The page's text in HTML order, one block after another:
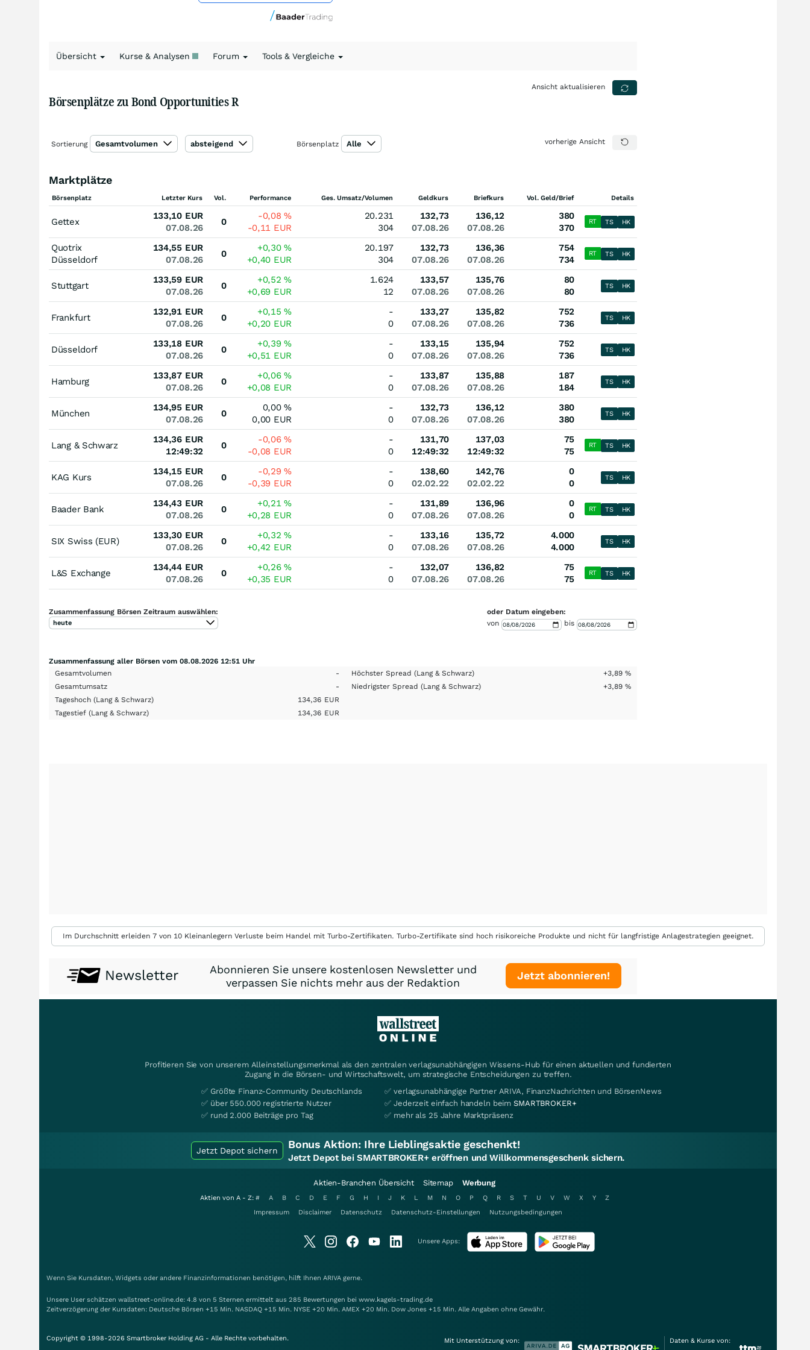
Übersicht Kurse & Analysen Forum Tools & Vergleiche
Börsenplätze zu Bond Opportunities R
Ansicht aktualisieren
Sortierung Gesamtvolumen absteigend Börsenplatz Alle vorherige Ansicht
Marktplätze
Börsenplatz Letzter Kurs Vol. Performance Ges. Umsatz/Volumen Geldkurs Briefkurs Vol. Geld/Brief Details
Gettex
133,10 EUR
07.08.26
0
-0,08%
-0,11 EUR
20.231
304
132,73
07.08.26
136,12
07.08.26
380
370
RT TS HK
Quotrix
Düsseldorf
134,55 EUR
07.08.26
0
+0,30%
+0,40 EUR
20.197
304
132,73
07.08.26
136,36
07.08.26
754
734
RT TS HK
Stuttgart
133,59 EUR
07.08.26
0
+0,52%
+0,69 EUR
1.624
12
133,57
07.08.26
135,76
07.08.26
80
80
TS HK
Frankfurt
132,91 EUR
07.08.26
0
+0,15%
+0,20 EUR
-
0
133,27
07.08.26
135,82
07.08.26
752
736
TS HK
Düsseldorf
133,18 EUR
07.08.26
0
+0,39%
+0,51 EUR
-
0
133,15
07.08.26
135,94
07.08.26
752
736
TS HK
Hamburg
133,87 EUR
07.08.26
0
+0,06%
+0,08 EUR
-
0
133,87
07.08.26
135,88
07.08.26
187
184
TS HK
München
134,95 EUR
07.08.26
0
0,00%
0,00 EUR
-
0
132,73
07.08.26
136,12
07.08.26
380
380
TS HK
Lang & Schwarz
134,36 EUR
12:49:32
0
-0,06%
-0,08 EUR
-
0
131,70
12:49:32
137,03
12:49:32
75
75
RT TS HK
KAG Kurs
134,15 EUR
07.08.26
0
-0,29%
-0,39 EUR
-
0
138,60
02.02.22
142,76
02.02.22
0
0
TS HK
Baader Bank
134,43 EUR
07.08.26
0
+0,21%
+0,28 EUR
-
0
131,89
07.08.26
136,96
07.08.26
0
0
RT TS HK
SIX Swiss (EUR)
133,30 EUR
07.08.26
0
+0,32%
+0,42 EUR
-
0
133,16
07.08.26
135,72
07.08.26
4.000
4.000
TS HK
L&S Exchange
134,44 EUR
07.08.26
0
+0,26%
+0,35 EUR
-
0
132,07
07.08.26
136,82
07.08.26
75
75
RT TS HK
Zusammenfassung Börsen Zeitraum auswählen:
heute
oder Datum eingeben:
von
bis
Zusammenfassung aller Börsen vom 08.08.2026 12:51 Uhr
Gesamtvolumen
- Höchster Spread(Lang & Schwarz) +3,89 %
Gesamtumsatz
- Niedrigster Spread(Lang & Schwarz) +3,89 %
Tageshoch (Lang & Schwarz) 134,36 EUR
Tagestief (Lang & Schwarz) 134,36 EUR
Im Durchschnitt erleiden 7 von 10 Kleinanlegern Verluste beim Handel mit Turbo-Zertifikaten. Turbo-Zertifikate sind hoch risikoreiche Produkte und nicht für langfristige Anlagestrategien geeignet.
Newsletter
Abonnieren Sie unsere kostenlosen Newsletter und
verpassen Sie nichts mehr aus der Redaktion
Jetzt abonnieren!
Profitieren Sie von unserem Alleinstellungsmerkmal als den zentralen verlagsunabhängigen Wissens-Hub für einen aktuellen und fundierten
Zugang in die Börsen- und Wirtschaftswelt, um strategische Entscheidungen zu treffen.
✅ Größte Finanz-Community Deutschlands
✅ über 550.000 registrierte Nutzer
✅ rund 2.000 Beiträge pro Tag
✅ verlagsunabhängige Partner ARIVA, FinanzNachrichten und BörsenNews
✅ Jederzeit einfach handeln beimSMARTBROKER+
✅ mehr als 25 Jahre Marktpräsenz
Jetzt Depot sichern Bonus Aktion: Ihre Lieblingsaktie geschenkt!
Jetzt Depot bei SMARTBROKER+ eröffnen und Willkommensgeschenk sichern.
Aktien-Branchen Übersicht Sitemap Werbung
Aktien von A - Z: # A B C D E F G H I J K L M N O P Q R S T U V W X Y
Z
Impressum
Disclaimer Datenschutz Datenschutz-Einstellungen Nutzungsbedingungen
Unsere Apps:
Wenn Sie Kursdaten, Widgets oder andere Finanzinformationen benötigen, hilft Ihnen ARIVA gerne.
Unsere User schätzen wallstreet-online.de: 4.8 von 5 Sternen ermittelt aus 285 Bewertungen bei www.kagels-trading.de
Zeitverzögerung der Kursdaten: Deutsche Börsen +15 Min. NASDAQ +15 Min. NYSE +20 Min. AMEX +20 Min. Dow Jones +15 Min. Alle Angaben ohne Gewähr.
Copyright © 1998-2026 Smartbroker Holding AG - Alle Rechte vorbehalten. Mit Unterstützung von: Daten & Kurse von: